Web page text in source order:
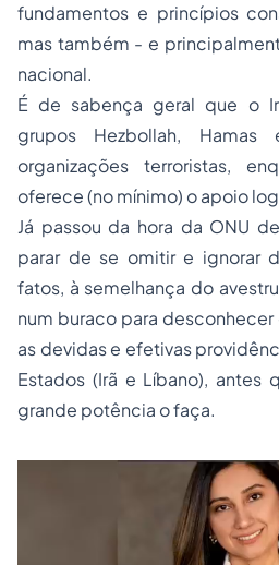
fundamentos e princípios
mas também - e
nacional.
É de sabença geral que o
grupos Hezbollah, Hamase
organizações terroristas,
oferece (no mínimo) o apoio
Já passou da hora da ONU
parar de se omitir e ignorar
fatos, à semelhança do
num buraco para
as devidas e efetivas
Estados (Irã e Líbano), antes
grande potência o faça.